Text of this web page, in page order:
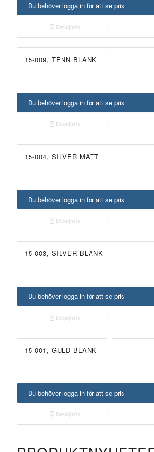
Du behöver logga in för att se pris
Detaljinfo
15-009, TENN BLANK
Du behöver logga in för att se pris
Detaljinfo
15-004, SILVER MATT
Du behöver logga in för att se pris
Detaljinfo
15-003, SILVER BLANK
Du behöver logga in för att se pris
Detaljinfo
15-001, GULD BLANK
Du behöver logga in för att se pris
Detaljinfo